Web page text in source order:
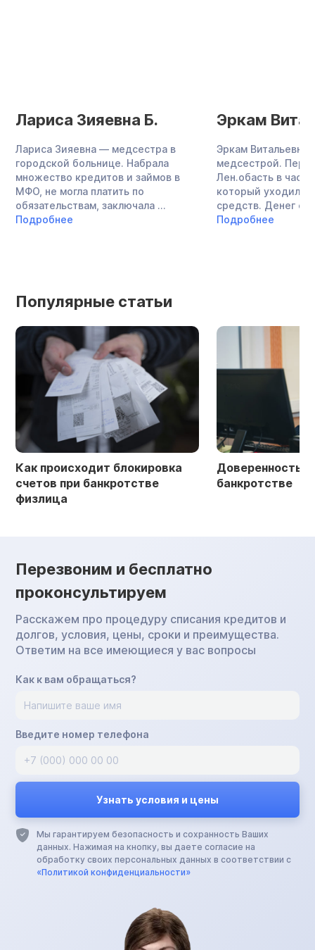
Лариса Зияевна Б.
Лариса Зияевна — медсестра в
городской больнице. Набрала
множество кредитов и займов в
МФО, не могла платить по
обязательствам, заключала ...
Подробнее
Эркам
Эркам Витальевна
медсестрой.
Лен.обасть в
который уходило
средств. Денег
Подробнее
Популярные статьи
Как происходит блокировка
счетов при банкротстве
физлица
Доверенность
банкротстве
Перезвоним и бесплатно
проконсультируем
Расскажем про процедуру списания кредитов и
долгов, условия, цены, сроки и преимущества.
Ответим на все имеющиеся у вас вопросы
Как к вам обращаться?
Введите номер телефона
Мы гарантируем безопасность и сохранность Ваших
данных. Нажимая на кнопку, вы даете согласие на
обработку своих персональных данных в соответствии с
«Политикой конфиденциальности»